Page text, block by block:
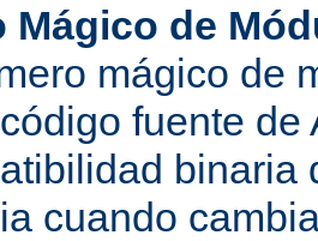
Mágico de
mágico de
fuente
binaria
cuando